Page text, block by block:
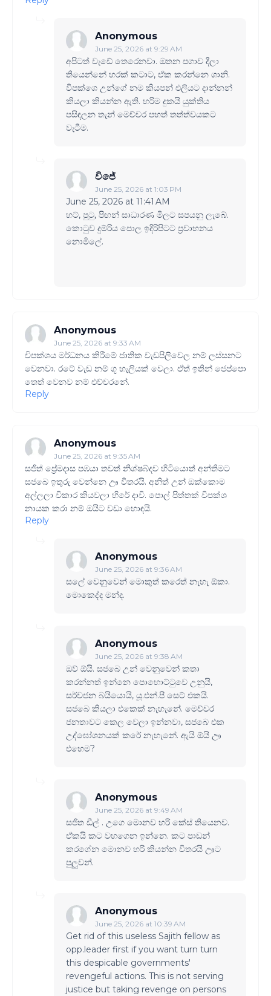
Anonymous
June 25, 2026 at 9:29 AM
අපිටත් වැඩේ තෙරෙනවා. ඔතන පගාව දීලා
තියෙන්නේ හරක් කටාට, ඒක කරන්නෙ ශානි.
විපක්ශෙ උන්ගේ නම කියපන් එලියට දාන්නන්
කියලා කියන්න ඇති. හරිම දුකයි යුක්තිය
පසිඳලන තැන් මෙච්චර පහත් තත්ත්වයකට
වැටීම.
විජේ
June 25, 2026 at 1:03 PM
June 25, 2026 at 11:41 AM
හට්, පුටු, පිඟන් සාධාරණ මිලට සපයනු ලැබේ.
කොටුව දුම්රිය පොල ඉදිරිපිටට ප්‍රවාහනය
නොමිලේ.
Anonymous
June 25, 2026 at 9:33 AM
විපක්ශය මර්ධනය කිරීමේ ජාතික වැඩපිලිවෙල නම් ලස්සනට
වෙනවා. රටේ වැඩ නම් ගූ හැලියක් වෙලා. ඒත් ඉතින් ජෙප්පො
තෙත් වෙනව නම් එච්චරනේ.
Reply
Anonymous
June 25, 2026 at 9:35 AM
සජිත් ප්‍රේමදාස පඹයා තවත් නිශ්ෂබ්දව හිටියොත් අන්තිමට
සජබෙ ඉතුරු වෙන්නෙ ඌ විතරයි. අනිත් උන් ඔක්කොම
අල්ලලා විකාර කියවලා හිරේ දාවි. පොල් පිත්තක් විපක්ශ
නායක කරා නම් ඔයිට වඩා හොඳයි.
Reply
Anonymous
June 25, 2026 at 9:36 AM
සලේ වෙනුවෙන් මොකුත් කරෙත් නැහැ ඕකා.
මොකෙද්ද මන්ද.
Anonymous
June 25, 2026 at 9:38 AM
ඔව් ඕයි. සජබෙ උන් වෙනුවෙන් කතා
කරන්නත් ඉන්නෙ පොහොට්‍ටුවෙ උනුයි,
සර්වජන බයියොයි, යූ.එන්.පී සෙට් එකයි.
සජබෙ කියලා එකෙක් නැහැනේ. මෙච්චර
ජනතාවට කෙල වෙලා ඉන්නවා, සජබෙ එක
උද්ඝෝශනයක් කරේ නැහැනේ. ඇයි ඕයි ඌ
එහෙම?
Anonymous
June 25, 2026 at 9:49 AM
සජිත ඩීල් . උගෙ මොනව හරි කේස් තියෙනව.
ඒකයි කට වහගෙන ඉන්නෙ. කට පාඩන්
කරගේන මොනව හරි කියන්න විතරයි ඌට
පුලුවන්.
Anonymous
June 25, 2026 at 10:39 AM
Get rid of this useless Sajith fellow as
opp.leader first if you want turn turn
this despicable governments'
revengeful actions. This is not serving
justice but taking revenge on persons